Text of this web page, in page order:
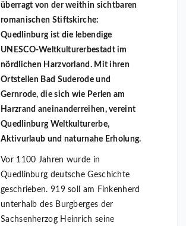
überragt von der weithin sichtbaren
romanischen Stiftskirche:
Quedlinburg ist die lebendige
UNESCO-Weltkulturerbestadt im
nördlichen Harzvorland. Mit ihren
Ortsteilen Bad Suderode und
Gernrode, die sich wie Perlen am
Harzrand aneinanderreihen, vereint
Quedlinburg Weltkulturerbe,
Aktivurlaub und naturnahe Erholung.
Vor 1100 Jahren wurde in
Quedlinburg deutsche Geschichte
geschrieben. 919 soll am Finkenherd
unterhalb des Burgberges der
Sachsenherzog Heinrich seine